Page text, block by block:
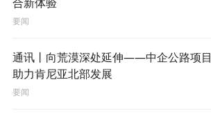
要闻
通讯丨向荒漠深处延伸——中企公路项目
助力肯尼亚北部发展
要闻